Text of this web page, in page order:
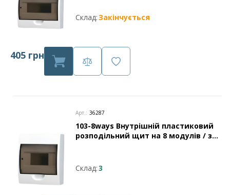
Склад:Закінчується
405 грн
Арт.: 36287
103-8ways Внутрішній пластиковий
розподільний щит на 8 модулів / з
Склад:3